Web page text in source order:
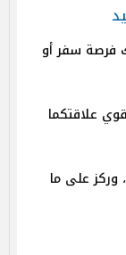
فرصة سفر أو
علاقتكما
على ما